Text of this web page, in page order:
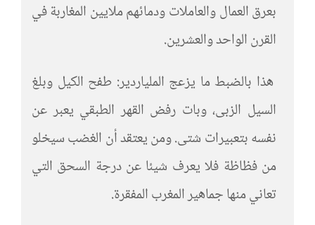
بعرق العمال والعاملات ودمائهم ملايين المغاربة في
القرن الواحد والعشرين.
هذا بالضبط ما يزعج الملياردير: طفح الكيل وبلغ
السيل الزبى، وبات رفض القهر الطبقي يعبر عن
نفسه بتعبيرات شتى. ومن يعتقد أن الغضب سيخلو
من فظاظة فلا يعرف شيئا عن درجة السحق التي
تعاني منها جماهير المغرب المفقرة.